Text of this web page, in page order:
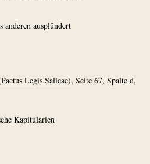
anderen ausplündert
Legis Salicae), Seite 67, Spalte d,
Kapitularien